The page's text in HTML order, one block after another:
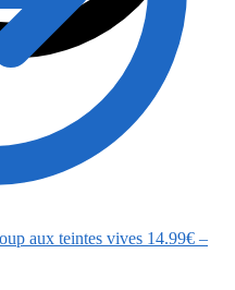
aux teintes vives 14.99€ –